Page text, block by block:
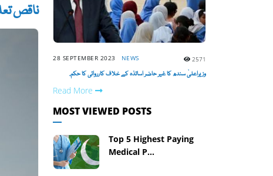
ناقص
28 SEPTEMBER 2023 NEWS 2571
وزیراعلیٰ سندھ کا غیر حاضر اساتذہ کے خلاف کارروائی کا حکم.
Read More
MOST VIEWED POSTS
Top 5 Highest Paying
Medical P...